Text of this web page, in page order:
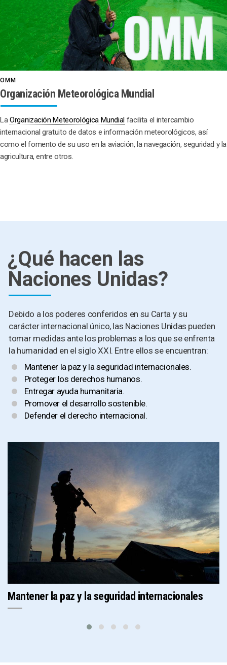
OMM
Organización Meteorológica Mundial
LaOrganización Meteorológica Mundial facilita el intercambio
internacional gratuito de datos e información meteorológicos, así
como el fomento de su uso en la aviación, la navegación, seguridad y la
agricultura, entre otros.
¿Qué hacen las
Naciones Unidas?
Debido a los poderes conferidos en su Carta y su
carácter internacional único, las Naciones Unidas pueden
tomar medidas ante los problemas a los que se enfrenta
la humanidad en el siglo XXI. Entre ellos se encuentran:
Mantener la paz y la seguridad internacionales.
Proteger los derechos humanos.
Entregar ayuda humanitaria.
Promover el desarrollo sostenible.
Defender el derecho internacional.
Mantener la paz y la seguridad internacionales